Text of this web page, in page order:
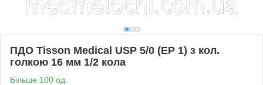
ПДО Tisson Medical USP 5/0 (EP 1) з кол.
голкою 16 мм 1/2 кола
Більше 100 од.